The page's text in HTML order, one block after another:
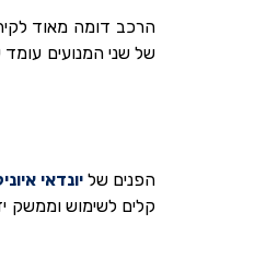
הפנים שליונדאי